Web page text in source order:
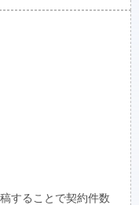
することで契約件数